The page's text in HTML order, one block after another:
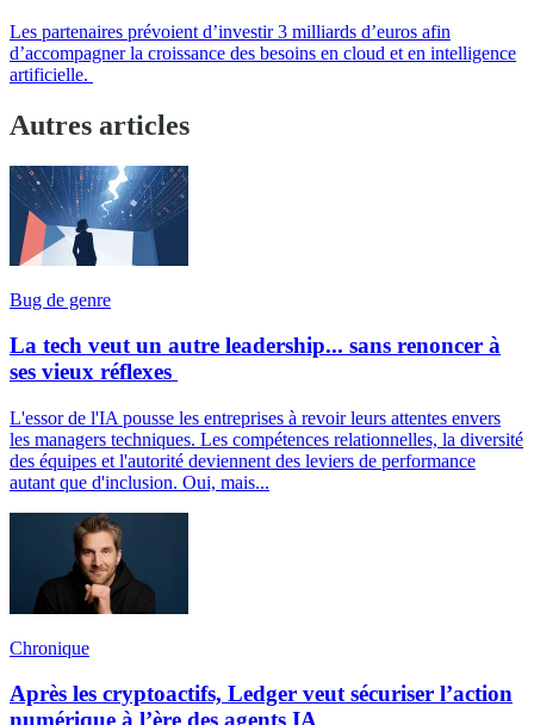
Les partenaires prévoient d’investir 3 milliards d’euros afin
d’accompagner la croissance des besoins en cloud et en intelligence
artificielle.
Autres articles
Bug de genre
La tech veut un autre leadership... sans renoncer à
ses vieux réflexes
L'essor de l'IA pousse les entreprises à revoir leurs attentes envers
les managers techniques. Les compétences relationnelles, la diversité
des équipes et l'autorité deviennent des leviers de performance
autant que d'inclusion. Oui, mais...
Chronique
Après les cryptoactifs, Ledger veut sécuriser l’action
numérique à l’ère des agents IA